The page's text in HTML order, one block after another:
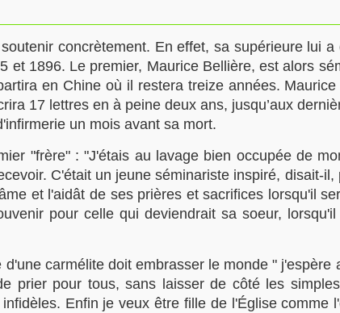
concrètement. En effet, sa supérieure lui a
et 1896. Le premier, Maurice Bellière, est alors
en Chine où il restera treize années.
17 lettres en à peine deux ans, jusqu’aux
un mois avant sa mort.
"frère" : "J'étais au lavage bien occupée de
C'était un jeune séminariste inspiré, disait-il,
et l'aidât de ses prières et sacrifices lorsqu'il
pour celle qui deviendrait sa soeur,
carmélite doit embrasser le monde " j'espère
prier pour tous, sans laisser de côté les
Enfin je veux être fille de l'Église comme